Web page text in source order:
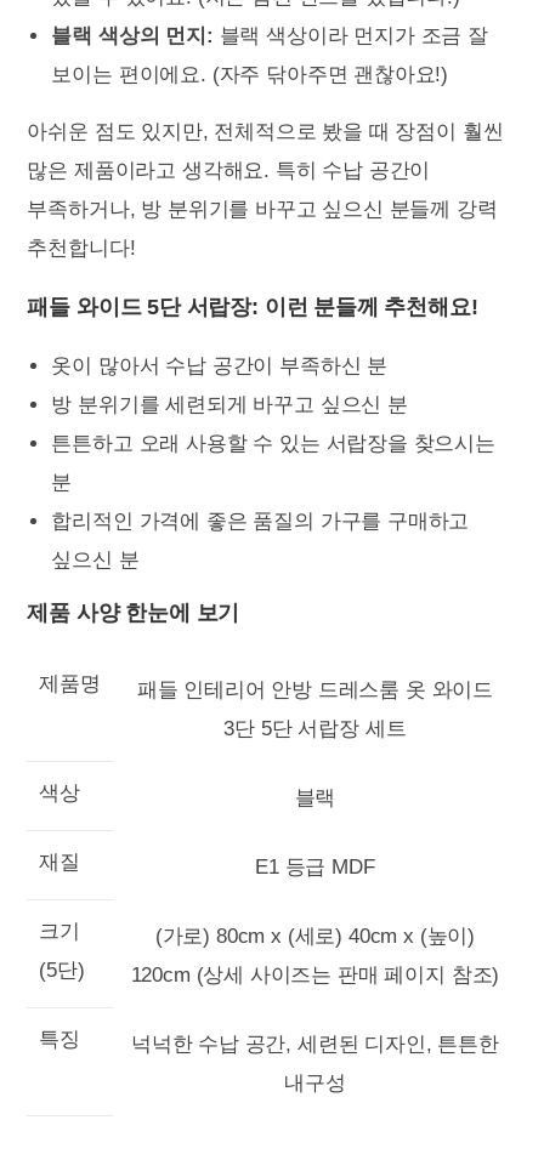
블랙 색상의 먼지: 블랙 색상이라 먼지가 조금 잘
보이는 편이에요. (자주 닦아주면 괜찮아요!)
아쉬운 점도 있지만, 전체적으로 봤을 때 장점이 훨씬
많은 제품이라고 생각해요. 특히 수납 공간이
부족하거나, 방 분위기를 바꾸고 싶으신 분들께 강력
추천합니다!
패들 와이드 5단 서랍장: 이런 분들께 추천해요!
옷이 많아서 수납 공간이 부족하신 분
방 분위기를 세련되게 바꾸고 싶으신 분
튼튼하고 오래 사용할 수 있는 서랍장을 찾으시는
분
합리적인 가격에 좋은 품질의 가구를 구매하고
싶으신 분
제품 사양 한눈에 보기
제품명
패들 인테리어 안방 드레스룸 옷 와이드
3단 5단 서랍장 세트
색상 블랙
재질 E1 등급 MDF
크기
(5단)
(가로) 80cm x (세로) 40cm x (높이)
120cm (상세 사이즈는 판매 페이지 참조)
특징
넉넉한 수납 공간, 세련된 디자인, 튼튼한
내구성